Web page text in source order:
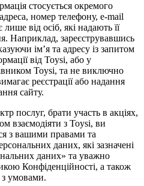
стосується окремого
номер телефону, e-mail
від осіб, які надають її
Наприклад, зареєструвавшись
ім’я та адресу із запитом
від Toysi, або у
Toysi, та не виключно
реєстрації або надання
сайту.
послуг, брати участь в акціях,
взаємодіяти з Toysi, ви
з вашими правами та
даних, які зазначені
даних» та уважно
Конфіденційності, а також
умовами.